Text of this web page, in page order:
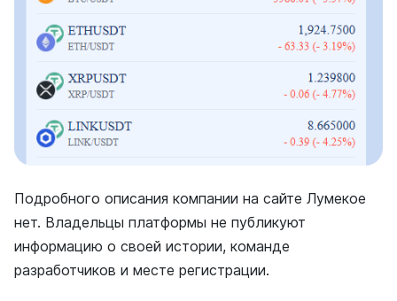
Подробного описания компании на сайте Лумекое
нет. Владельцы платформы не публикуют
информацию о своей истории, команде
разработчиков и месте регистрации.